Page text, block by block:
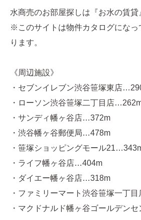
水商売のお部屋探しは『お水の賃貸
※このサイトは物件カタログにな
ります。
《周辺施設》
・セブンイレブン渋谷笹塚東店
・ローソン渋谷笹塚二丁目店
・サンディ幡ヶ谷店…372m
・渋谷幡ヶ谷郵便局…478m
・笹塚ショッピングモール
・ライフ幡ヶ谷店…404m
・ダイエー幡ヶ谷店…318m
・ファミリーマート渋谷笹塚一丁
・マクドナルド幡ヶ谷ゴールデン